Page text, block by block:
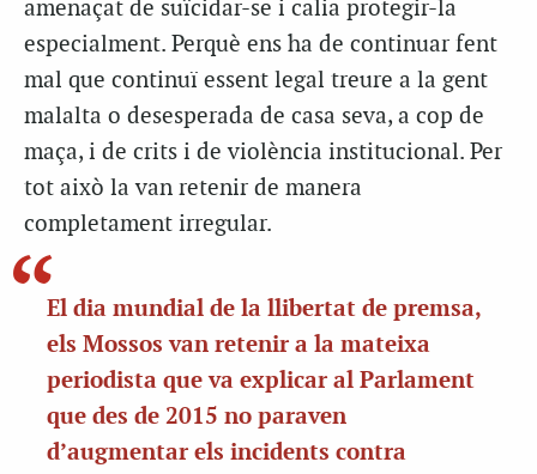
amenaçat de suïcidar-se i calia protegir-la
especialment. Perquè ens ha de continuar fent
mal que continuï essent legal treure a la gent
malalta o desesperada de casa seva, a cop de
maça, i de crits i de violència institucional. Per
tot això la van retenir de manera
completament irregular.
El dia mundial de la llibertat de premsa,
els Mossos van retenir a la mateixa
periodista que va explicar al Parlament
que des de 2015 no paraven
d’augmentar els incidents contra